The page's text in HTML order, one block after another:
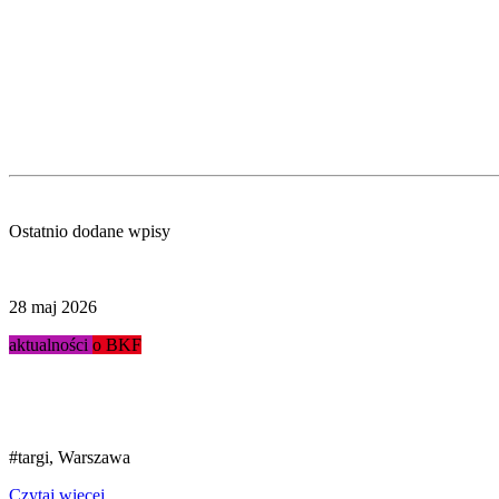
Ostatnio dodane wpisy
28 maj 2026
aktualności o BKF
#targi, Warszawa
Czytaj więcej